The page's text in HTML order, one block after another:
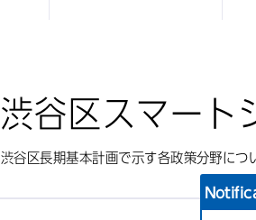
渋谷区スマート
渋谷区長期基本計画で示す各政策分野につ